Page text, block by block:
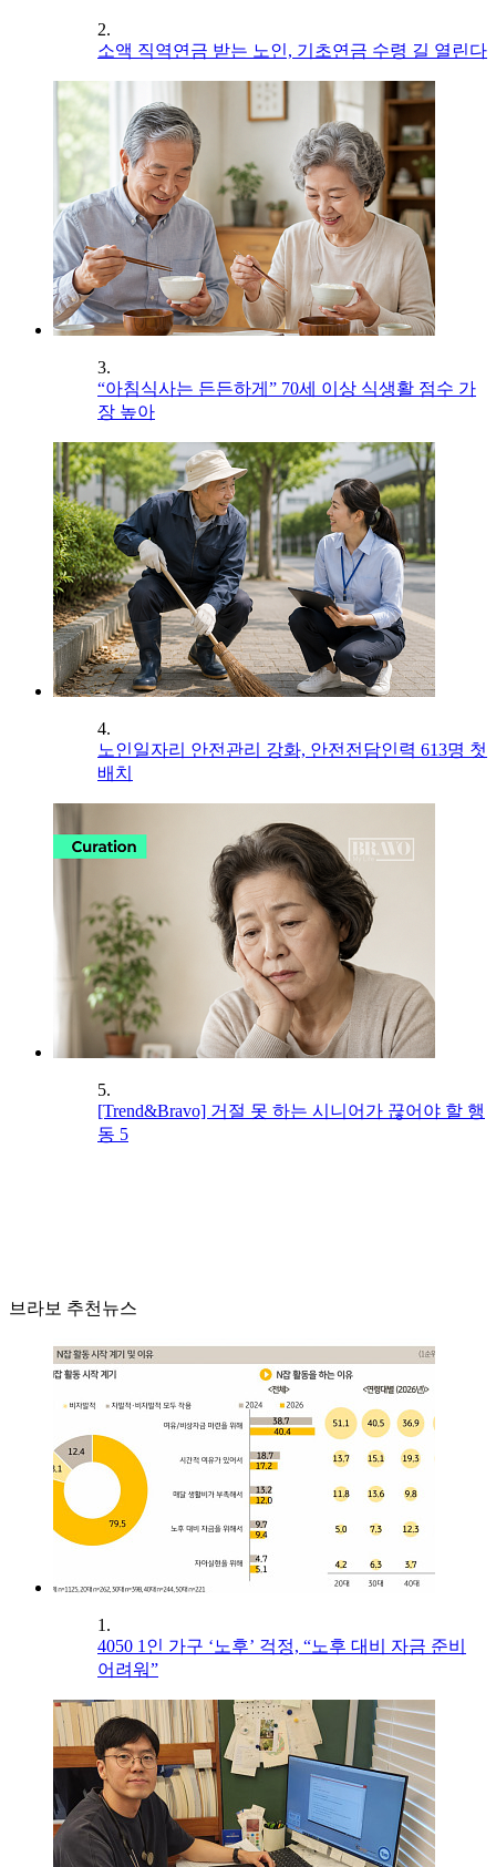
2.
소액 직역연금 받는 노인, 기초연금 수령 길 열린다
3.
“아침식사는 든든하게” 70세 이상 식생활 점수 가
장 높아
4.
노인일자리 안전관리 강화, 안전전담인력 613명 첫
배치
5.
[Trend&Bravo] 거절 못 하는 시니어가 끊어야 할 행
동 5
브라보 추천뉴스
1.
4050 1인 가구 ‘노후’ 걱정, “노후 대비 자금 준비
어려워”